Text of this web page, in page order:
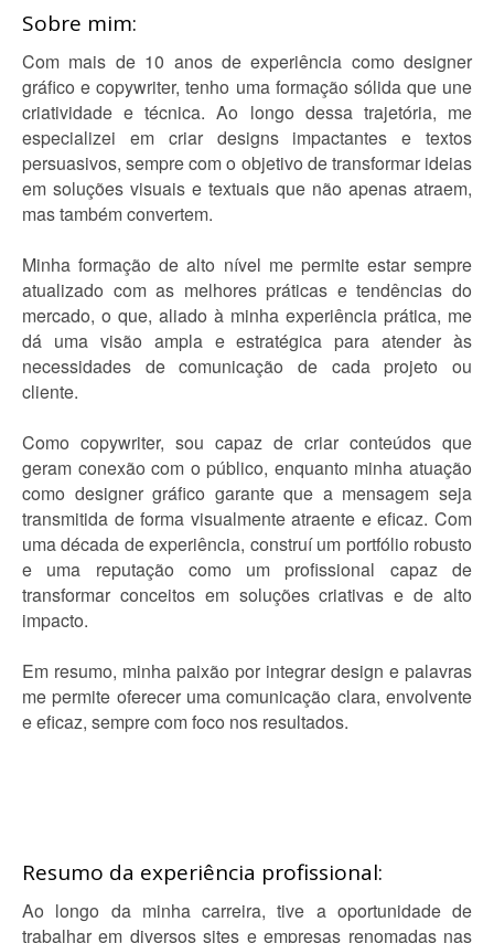
Sobre mim:
Com mais de 10 anos de experiência como designer
gráfico e copywriter, tenho uma formação sólida que une
criatividade e técnica. Ao longo dessa trajetória, me
especializei em criar designs impactantes e textos
persuasivos, sempre com o objetivo de transformar ideias
em soluções visuais e textuais que não apenas atraem,
mas também convertem.
Minha formação de alto nível me permite estar sempre
atualizado com as melhores práticas e tendências do
mercado, o que, aliado à minha experiência prática, me
dá uma visão ampla e estratégica para atender às
necessidades de comunicação de cada projeto ou
cliente.
Como copywriter, sou capaz de criar conteúdos que
geram conexão com o público, enquanto minha atuação
como designer gráfico garante que a mensagem seja
transmitida de forma visualmente atraente e eficaz. Com
uma década de experiência, construí um portfólio robusto
e uma reputação como um profissional capaz de
transformar conceitos em soluções criativas e de alto
impacto.
Em resumo, minha paixão por integrar design e palavras
me permite oferecer uma comunicação clara, envolvente
e eficaz, sempre com foco nos resultados.
Resumo da experiência profissional:
Ao longo da minha carreira, tive a oportunidade de
trabalhar em diversos sites e empresas renomadas nas